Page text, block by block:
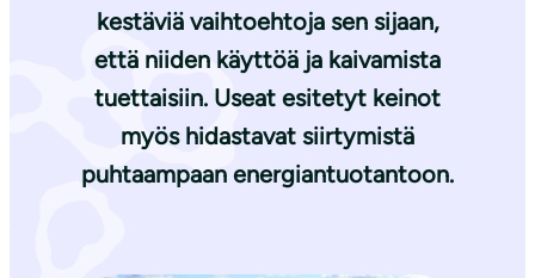
kestäviä vaihtoehtoja sen sijaan,
että niiden käyttöä ja kaivamista
tuettaisiin. Useat esitetyt keinot
myös hidastavat siirtymistä
puhtaampaan energiantuotantoon.